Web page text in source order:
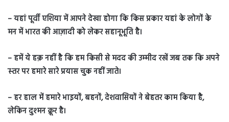
– यहां पूर्वी एशिया में आपने देखा होगा कि किस प्रकार यहां के लोगों के
मन में भारत की आज़ादी को लेकर सहानूभूति है।
– हमें ये हक़ नहीं है कि हम किसी से मदद की उम्‍मीद रखें जब तक कि अपने
स्‍तर पर हमारे सारे प्रयास चुक नहीं जाते।
– हर हाल में हमारे भाइयों, बहनों, देशवासियों ने बेहतर काम किया है,
लेकिन दुश्‍मन क्रूर है।